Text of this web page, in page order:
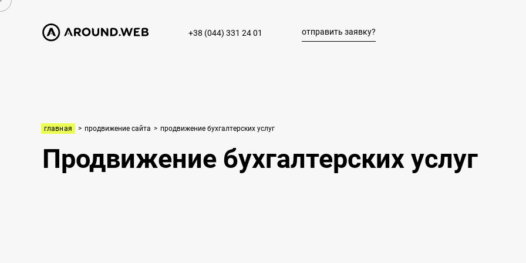
+38 (044) 331 24 01 отправить заявку?
главная > продвижение сайта > продвижение бухгалтерских услуг
Продвижение бухгалтерских услуг